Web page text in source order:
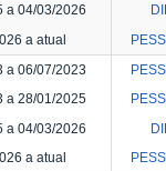
a 04/03/2026
a atual
a 06/07/2023
a 28/01/2025
a 04/03/2026
a atual